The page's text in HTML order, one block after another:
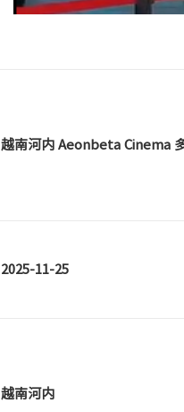
越南河内 Aeonbeta Cinema
2025-11-25
越南河内